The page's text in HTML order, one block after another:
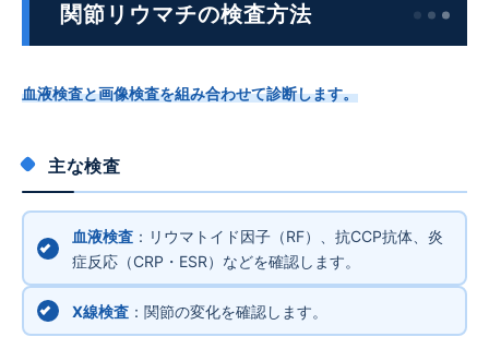
関節リウマチの検査方法
血液検査と画像検査を組み合わせて診断します。
主な検査
血液検査：リウマトイド因子（RF）、抗CCP抗体、炎
症反応（CRP・ESR）などを確認します。
X線検査：関節の変化を確認します。